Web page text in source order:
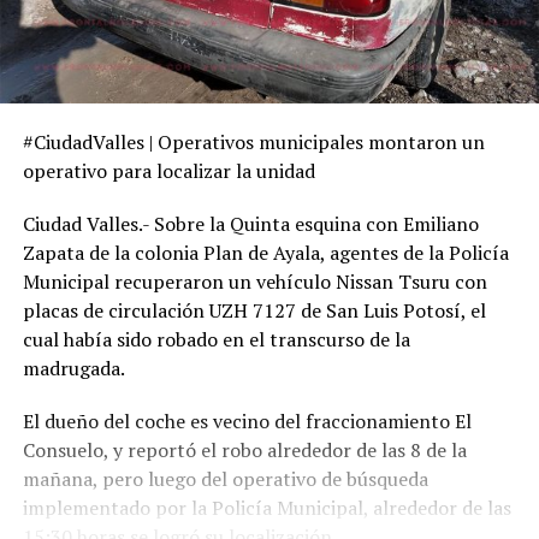
#CiudadValles | Operativos municipales montaron un
operativo para localizar la unidad
Ciudad Valles.- Sobre la Quinta esquina con Emiliano
Zapata de la colonia Plan de Ayala, agentes de la Policía
Municipal recuperaron un vehículo Nissan Tsuru con
placas de circulación UZH 7127 de San Luis Potosí, el
cual había sido robado en el transcurso de la
madrugada.
El dueño del coche es vecino del fraccionamiento El
Consuelo, y reportó el robo alrededor de las 8 de la
mañana, pero luego del operativo de búsqueda
implementado por la Policía Municipal, alrededor de las